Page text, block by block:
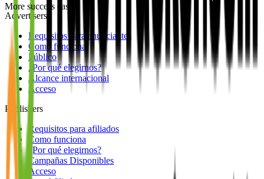
More success cases
Advertisers
Requisitos para anunciantes
Como funciona
Público
¿Por qué elegirnos?
Alcance internacional
Acceso
Publishers
Requisitos para afiliados
Como funciona
¿Por qué elegirnos?
Campañas Disponibles
Acceso